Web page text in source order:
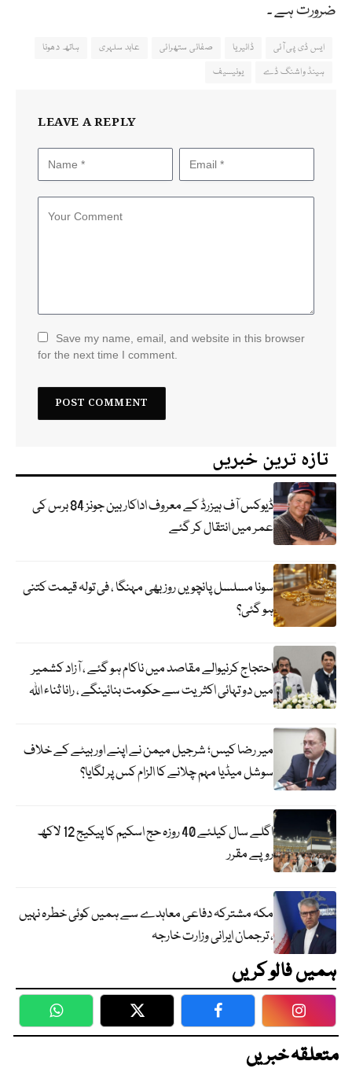
ضرورت ہے ۔
ایس ڈی پی آئی ڈائیریا صفائی ستھرائی عابد سلہری
ہاتھ دھونا
ہینڈ واشنگ ڈے
یونیسیف
LEAVE A REPLY
Save my name, email, and website in this browser
for the next time I comment.
تازہ ترین خبریں
ڈیوکس آف ہیزرڈ کے معروف اداکار بین جونز 84 برس کی
عمر میں انتقال کر گئے
سونا مسلسل پانچویں روز بھی مہنگا ، فی تولہ قیمت کتنی
ہو گئی؟
احتجاج کرنیوالے مقاصد میں ناکام ہو گئے ، آزاد کشمیر
میں دو تہائی اکثریت سے حکومت بنائینگے ، رانا ثناء اللہ
میر رضا کیس؛ شرجیل میمن نے اپنے اور بیٹے کے خلاف
سوشل میڈیا مہم چلانے کا الزام کس پر لگایا؟
اگلے سال کیلئے 40 روزہ حج اسکیم کا پیکیج 12 لاکھ
روپے مقرر
مکہ مشترکہ دفاعی معاہدے سے ہمیں کوئی خطرہ نہیں
، ترجمان ایرانی وزارت خارجہ
ہمیں فالو کریں
WhatsApp Twitter Facebook
متعلقہ خبریں